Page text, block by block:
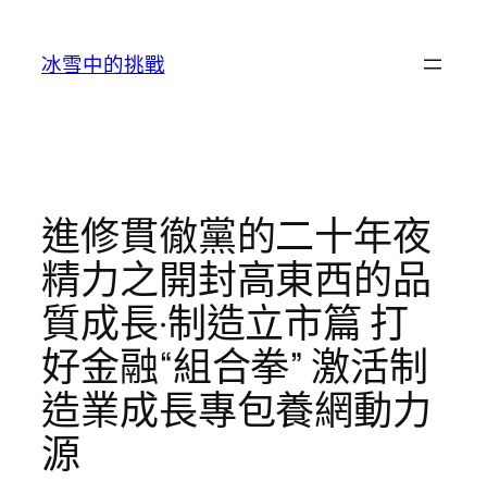
冰雪中的挑戰
進修貫徹黨的二十年夜
精力之開封高東西的品
質成長·制造立市篇 打
好金融“組合拳” 激活制
造業成長專包養網動力
源